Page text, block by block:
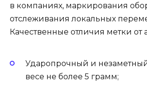
в компаниях, маркирования
отслеживания локальных
Качественные отличия метки от
Ударопрочный и
весе не более 5 грамм;